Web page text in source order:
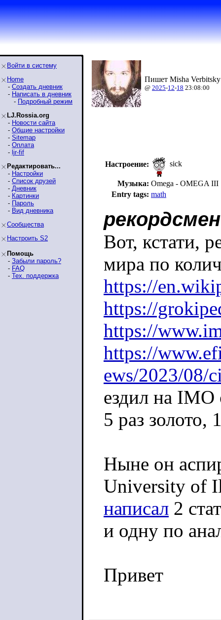
Войти в систему
Home
- Создать дневник
- Написать в дневник
- Подробный режим
LJ.Rossia.org
- Новости сайта
- Общие настройки
- Sitemap
- Оплата
- ljr-fif
Редактировать...
- Настройки
- Список друзей
- Дневник
- Картинки
- Пароль
- Вид дневника
Сообщества
Настроить S2
Помощь
- Забыли пароль?
- FAQ
- Тех. поддержка
Пишет Misha
@ 2025-12-18 23:08:00
Настроение: sick
Музыка: Omega - OMEGA III
Entry tags: math
рекордсмен
Вот, кстати,
мира по
https://
https://
https://
https://
ews/2023/08/
ездил на
5 раз золото,
Ныне он
University of
написал 2
и одну по
Привет